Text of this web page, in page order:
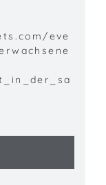
eve